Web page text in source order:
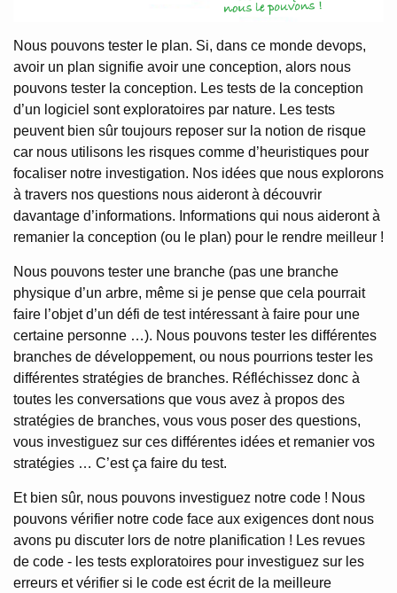
Nous pouvons tester le plan. Si, dans ce monde devops,
avoir un plan signifie avoir une conception, alors nous
pouvons tester la conception. Les tests de la conception
d’un logiciel sont exploratoires par nature. Les tests
peuvent bien sûr toujours reposer sur la notion de risque
car nous utilisons les risques comme d’heuristiques pour
focaliser notre investigation. Nos idées que nous explorons
à travers nos questions nous aideront à découvrir
davantage d’informations. Informations qui nous aideront à
remanier la conception (ou le plan) pour le rendre meilleur !
Nous pouvons tester une branche (pas une branche
physique d’un arbre, même si je pense que cela pourrait
faire l’objet d’un défi de test intéressant à faire pour une
certaine personne …). Nous pouvons tester les différentes
branches de développement, ou nous pourrions tester les
différentes stratégies de branches. Réfléchissez donc à
toutes les conversations que vous avez à propos des
stratégies de branches, vous vous poser des questions,
vous investiguez sur ces différentes idées et remanier vos
stratégies … C’est ça faire du test.
Et bien sûr, nous pouvons investiguez notre code ! Nous
pouvons vérifier notre code face aux exigences dont nous
avons pu discuter lors de notre planification ! Les revues
de code - les tests exploratoires pour investiguez sur les
erreurs et vérifier si le code est écrit de la meilleure